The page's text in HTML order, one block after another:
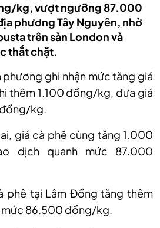
kg, vượt ngưỡng 87.000
phương Tây Nguyên, nhờ
trên sàn London và
thắt chặt.
phương ghi nhận mức tăng giá
thêm 1.100 đồng/kg, đưa giá
kg.
giá cà phê cùng tăng 1.000
dịch quanh mức 87.000
phê tại Lâm Đồng tăng thêm
86.500 đồng/kg.